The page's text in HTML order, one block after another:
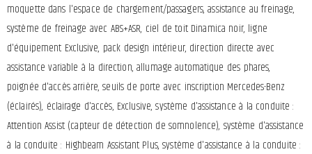
moquette dans l'espace de chargement/passagers, assistance au freinage,
système de freinage avec ABS+ASR, ciel de toit Dinamica noir, ligne
d'équipement Exclusive, pack design intérieur, direction directe avec
assistance variable à la direction, allumage automatique des phares,
poignée d'accès arrière, seuils de porte avec inscription Mercedes-Benz
(éclairés), éclairage d'accès, Exclusive, système d'assistance à la conduite :
Attention Assist (capteur de détection de somnolence), système d'assistance
à la conduite : Highbeam Assistant Plus, système d'assistance à la conduite :